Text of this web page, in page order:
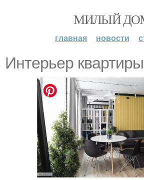
МИЛЫЙ
главная новости
Интерьер